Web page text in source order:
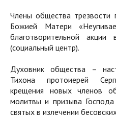
Члены общества трезвости
Божией Матери
благотворительной
(социальный центр).
Духовник общества –
Тихона протоиерей
крещения новых членов
молитвы и призыва
святых в излечении